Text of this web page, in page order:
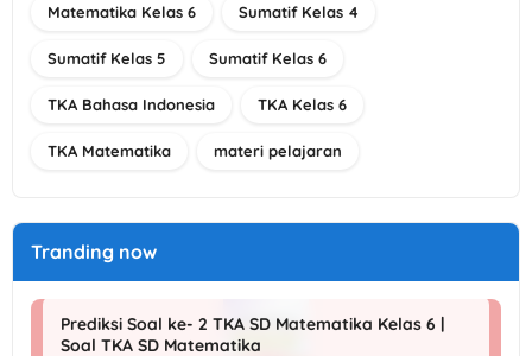
Matematika Kelas 6 Sumatif Kelas 4
Sumatif Kelas 5 Sumatif Kelas 6
TKA Bahasa Indonesia TKA Kelas 6
TKA Matematika materi pelajaran
Tranding now
Prediksi Soal ke- 2 TKA SD Matematika Kelas 6 |
Soal TKA SD Matematika